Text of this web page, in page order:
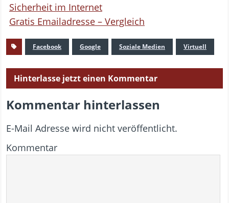
Sicherheit im Internet
Gratis Emailadresse – Vergleich
Facebook Google Soziale Medien Virtuell
Hinterlasse jetzt einen Kommentar
Kommentar hinterlassen
E-Mail Adresse wird nicht veröffentlicht.
Kommentar